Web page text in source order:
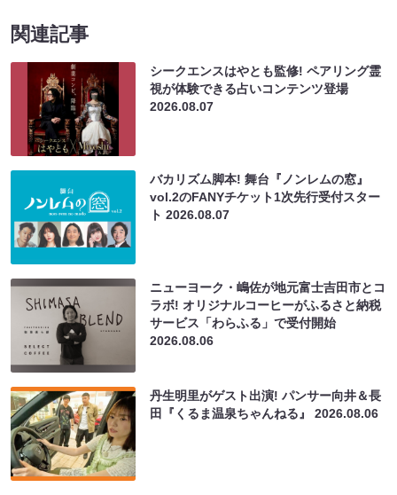
関連記事
シークエンスはやとも監修! ペアリング霊
視が体験できる占いコンテンツ登場
2026.08.07
バカリズム脚本! 舞台『ノンレムの窓』
vol.2のFANYチケット1次先行受付スター
ト2026.08.07
ニューヨーク・嶋佐が地元富士吉田市とコ
ラボ! オリジナルコーヒーがふるさと納税
サービス「わらふる」で受付開始
2026.08.06
丹生明里がゲスト出演! パンサー向井＆長
田『くるま温泉ちゃんねる』2026.08.06